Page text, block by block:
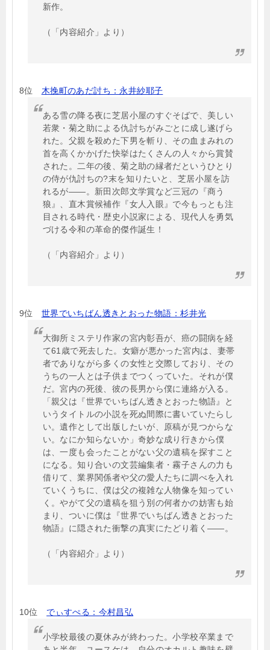
新作。
（「内容紹介」より）
8位 木挽町のあだ討ち：永井紗耶子
ある雪の降る夜に芝居小屋のすぐそばで、美しい
若衆・菊之助による仇討ちがみごとに成し遂げら
れた。父親を殺めた下男を斬り、その血まみれの
首を高くかかげた快挙はたくさんの人々から賞賛
された。二年の後、菊之助の縁者だというひとり
の侍が仇討ちの?末を知りたいと、芝居小屋を訪
れるが――。新田次郎文学賞など三冠の『商う
狼』、直木賞候補作『女人入眼』で今もっとも注
目される時代・歴史小説家による、現代人を勇気
づける令和の革命的傑作誕生！
（「内容紹介」より）
9位 世界でいちばん透きとおった物語：杉井光
大御所ミステリ作家の宮内彰吾が、癌の闘病を経
て61歳で死去した。女癖が悪かった宮内は、妻帯
者でありながら多くの女性と交際しており、その
うちの一人とは子供までつくっていた。それが僕
だ。宮内の死後、彼の長男から僕に連絡が入る。
「親父は『世界でいちばん透きとおった物語』と
いうタイトルの小説を死ぬ間際に書いていたらし
い。遺作として出版したいが、原稿が見つからな
い。なにか知らないか」奇妙な成り行きから僕
は、一度も会ったことがない父の遺稿を探すこと
になる。知り合いの文芸編集者・霧子さんの力も
借りて、業界関係者や父の愛人たちに調べを入れ
ていくうちに、僕は父の複雑な人物像を知ってい
く。やがて父の遺稿を狙う別の何者かの妨害も始
まり、ついに僕は『世界でいちばん透きとおった
物語』に隠された衝撃の真実にたどり着く――。
（「内容紹介」より）
10位 でぃすぺる：今村昌弘
小学校最後の夏休みが終わった。小学校卒業まで